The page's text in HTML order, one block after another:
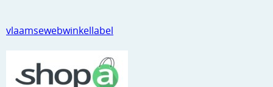
Knipvellen
vlaamsewebwinkellabel